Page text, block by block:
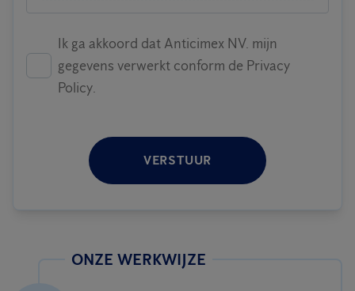
Ik ga akkoord dat Anticimex NV. mijn
gegevens verwerkt conform de Privacy
Policy.
VERSTUUR
ONZE WERKWIJZE